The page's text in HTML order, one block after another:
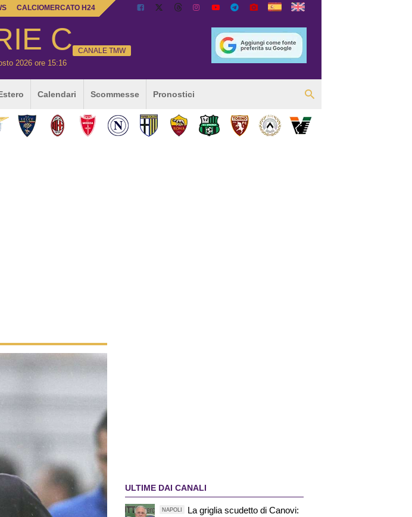
CALCIOMERCATO H24
C
2026 ore 15:16
CANALE TMW
Calendari Scommesse Pronostici
ULTIME DAI CANALI
NAPOLI
La griglia scudetto di Canovi: